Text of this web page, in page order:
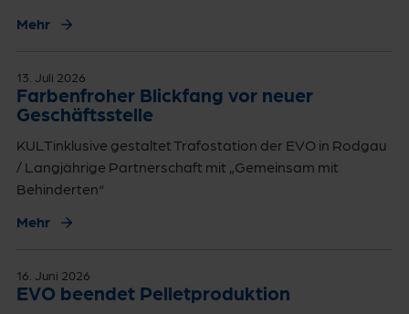
Mehr
13. Juli 2026
Farbenfroher Blickfang vor neuer
Geschäftsstelle
KULTinklusive gestaltet Trafostation der EVO in Rodgau
/ Langjährige Partnerschaft mit „Gemeinsam mit
Behinderten“
Mehr
16. Juni 2026
EVO beendet Pelletproduktion